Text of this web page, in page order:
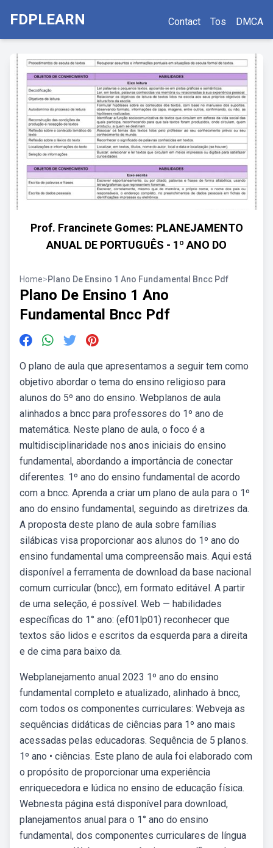
FDPLEARN Contact Tos DMCA
Prof. Francinete Gomes: PLANEJAMENTO
ANUAL DE PORTUGUÊS - 1º ANO DO
Home>Plano De Ensino 1 Ano Fundamental Bncc Pdf
Plano De Ensino 1 Ano
Fundamental Bncc Pdf
O plano de aula que apresentamos a seguir tem como
objetivo abordar o tema do ensino religioso para
alunos do 5º ano do ensino. Webplanos de aula
alinhados a bncc para professores do 1º ano de
matemática. Neste plano de aula, o foco é a
multidisciplinaridade nos anos iniciais do ensino
fundamental, abordando a importância de conectar
diferentes. 1º ano do ensino fundamental de acordo
com a bncc. Aprenda a criar um plano de aula para o 1º
ano do ensino fundamental, seguindo as diretrizes da.
A proposta deste plano de aula sobre famílias
silábicas visa proporcionar aos alunos do 1º ano do
ensino fundamental uma compreensão mais. Aqui está
disponível a ferramenta de download da base nacional
comum curricular (bncc), em formato editável. A partir
de uma seleção, é possível. Web — habilidades
específicas do 1° ano: (ef01lp01) reconhecer que
textos são lidos e escritos da esquerda para a direita
e de cima para baixo da.
Webplanejamento anual 2023 1º ano do ensino
fundamental completo e atualizado, alinhado à bncc,
com todos os componentes curriculares: Webveja as
sequências didáticas de ciências para 1º ano mais
acessadas pelas educadoras. Sequência de 5 planos.
1º ano • ciências. Este plano de aula foi elaborado com
o propósito de proporcionar uma experiência
enriquecedora e lúdica no ensino de educação física.
Webnesta página está disponível para download,
planejamentos anual para o 1° ano do ensino
fundamental, dos componentes curriculares de língua